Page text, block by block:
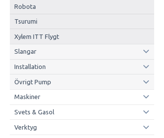
Robota
Tsurumi
Xylem ITT Flygt
Slangar
Installation
Övrigt Pump
Maskiner
Svets & Gasol
Verktyg